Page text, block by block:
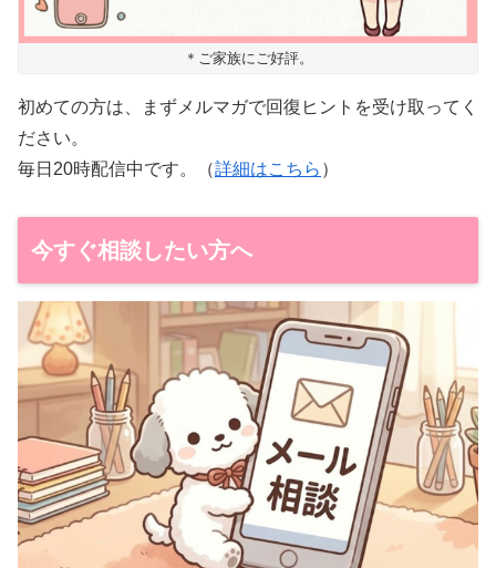
＊ご家族にご好評。
初めての方は、まずメルマガで回復ヒントを受け取ってく
ださい。
毎日20時配信中です。（詳細はこちら ）
今すぐ相談したい方へ